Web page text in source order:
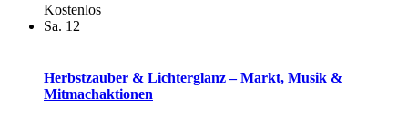
Kostenlos
Sa. 12
Herbstzauber & Lichterglanz – Markt, Musik &
Mitmachaktionen